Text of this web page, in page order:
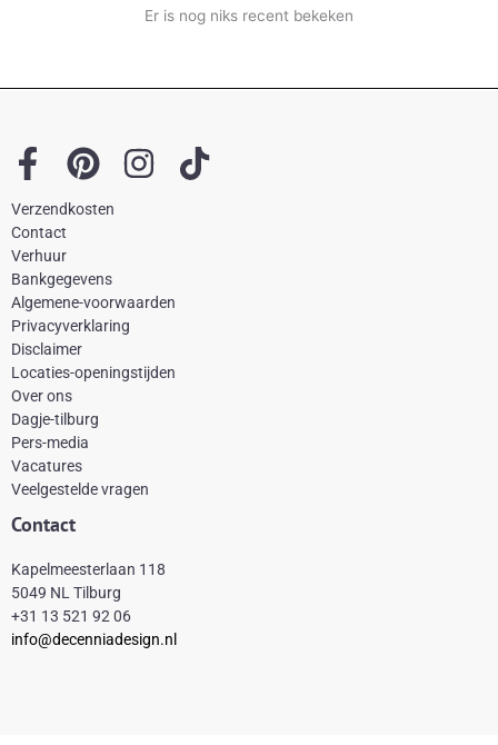
Er is nog niks recent bekeken
F
a
c
e
b
o
o
k
-
f
P
i
e
r
e
t
I
a
r
T
Verzendkosten
Contact
Verhuur
Bankgegevens
Algemene-voorwaarden
Privacyverklaring
Disclaimer
Locaties-openingstijden
Over ons
Dagje-tilburg
Pers-media
Vacatures
Veelgestelde vragen
Contact
Kapelmeesterlaan 118
5049 NL Tilburg
+31 13 521 92 06
info@decenniadesign.nl